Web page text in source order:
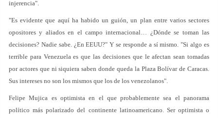
injerencia".
"Es evidente que aquí ha habido un guión, un plan entre varios sectores
opositores y aliados en el campo internacional… ¿Dónde se toman las
decisiones? Nadie sabe. ¿En EEUU?" Y se responde a sí mismo. "Si algo es
terrible para Venezuela es que las decisiones que le afectan sean tomadas
por actores que ni siquiera saben donde queda la Plaza Bolívar de Caracas.
Sus intereses no son los mismos que los de los venezolanos".
Felipe Mujica es optimista en el que probablemente sea el panorama
político más polarizado del continente latinoamericano. Ser optimista o